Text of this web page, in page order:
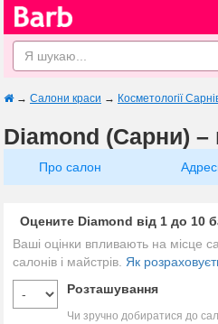
→ Салони краси → Косметології
Diamond (Сарни) –
Про салон
Оцените Diamond від 1 до 10
Ваші оцінки впливають на місце
салонів і майстрів. Як
Розташування
Чи зручно добиратися до